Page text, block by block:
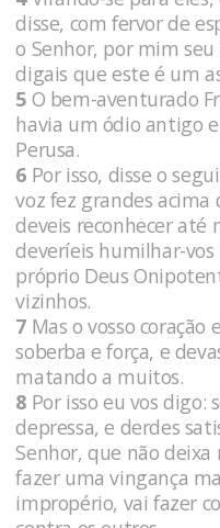
disse, com fervor de
o Senhor, por mim seu
digais que este é um
5 O bem-aventurado
havia um ódio antigo
Perusa.
6 Por isso, disse o
voz fez grandes acima
deveis reconhecer até
deveríeis humilhar-
próprio Deus
vizinhos.
7 Mas o vosso coração
soberba e força, e
matando a muitos.
8 Por isso eu vos digo:
depressa, e derdes
Senhor, que não
fazer uma vingança
impropério, vai fazer